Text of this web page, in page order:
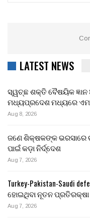
LATEST NEWS
ସ୍ୱଚ୍ଛ ଶକ୍ତି ବୈଷୟିକ ଜ୍ଞାନ
ମଧ୍ୟପ୍ରଦେଶ ମଧ୍ୟରେ
Aug 8, 2026
ଜଣେ ଶିକ୍ଷକଙ୍କ ଭରସାରେ
ପାଇଁ କଡ଼ା ନିର୍ଦ୍ଦେଶ
Aug 7, 2026
Turkey-Pakistan-Saudi
ହୋଇଥିବା ନୂତନ
Aug 7, 2026